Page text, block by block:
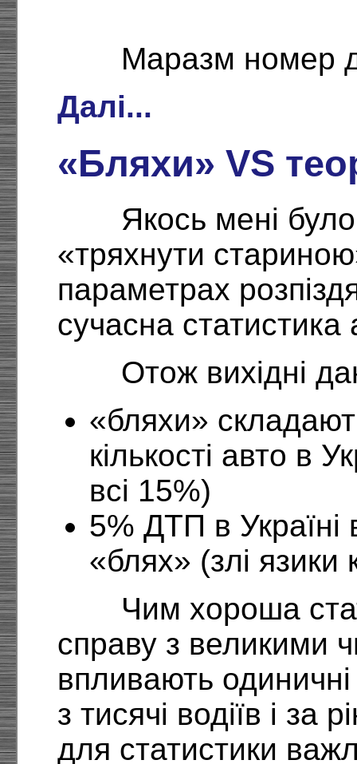
Маразм номер
Далі...
«Бляхи» VS
Якось мені
«тряхнути
параметрах
сучасна статистика
Отож вихідні
«бляхи»
кількості авто в
всі 15%)
5% ДТП в Україні
«блях» (злі
Чим хороша
справу з великими
впливають
з тисячі водіїв і за
для статистики